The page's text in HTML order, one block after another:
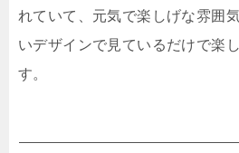
れていて、元気で楽しげな雰囲
いデザインで見ているだけで楽
す。